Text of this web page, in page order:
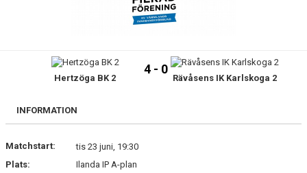
BILDGALLERI
KONTAKT
Hertzöga BK 2
4 - 0
Rävåsens IK Karlskoga 2
INFORMATION
Matchstart:
tis 23 juni, 19:30
Plats:
Ilanda IP A-plan